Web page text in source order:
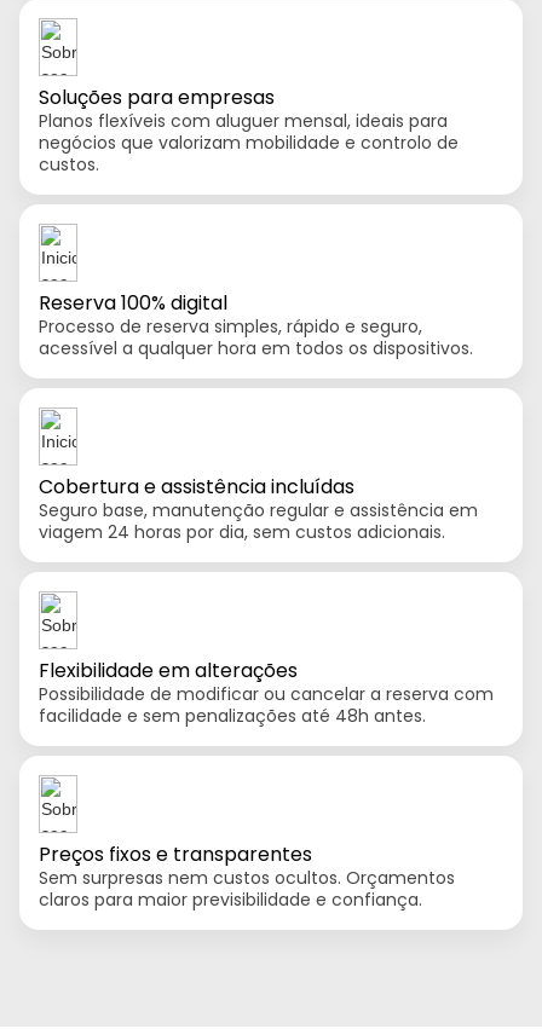
Soluções para empresas
Planos flexíveis com aluguer mensal, ideais para
negócios que valorizam mobilidade e controlo de
custos.
Reserva 100% digital
Processo de reserva simples, rápido e seguro,
acessível a qualquer hora em todos os dispositivos.
Cobertura e assistência incluídas
Seguro base, manutenção regular e assistência em
viagem 24 horas por dia, sem custos adicionais.
Flexibilidade em alterações
Possibilidade de modificar ou cancelar a reserva com
facilidade e sem penalizações até 48h antes.
Preços fixos e transparentes
Sem surpresas nem custos ocultos. Orçamentos
claros para maior previsibilidade e confiança.